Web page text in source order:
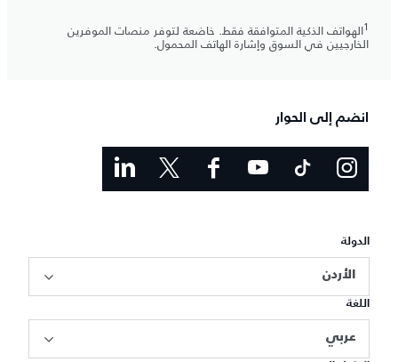
1الهواتف الذكية المتوافقة فقط. خاضعة لتوفر منصات الموفرين
الخارجيين في السوق وإشارة الهاتف المحمول.
انضم إلى الحوار
الدولة
الأردن
اللغة
عربي